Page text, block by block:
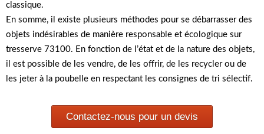
classique.
En somme, il existe plusieurs méthodes pour se débarrasser des
objets indésirables de manière responsable et écologique sur
tresserve 73100. En fonction de l’état et de la nature des objets,
il est possible de les vendre, de les offrir, de les recycler ou de
les jeter à la poubelle en respectant les consignes de tri sélectif.
Contactez-nous pour un devis